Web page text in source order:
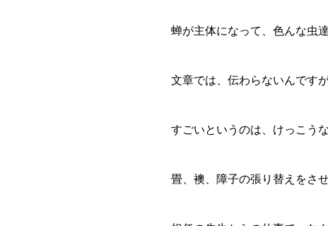
蝉が主体になって、色んな虫
文章では、伝わらないんです
すごいというのは、けっこう
畳、襖、障子の張り替えをさ